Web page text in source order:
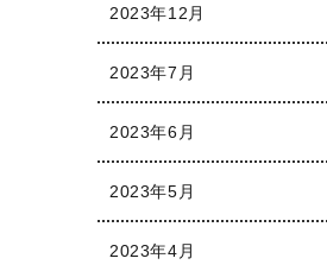
2023年12月
2023年7月
2023年6月
2023年5月
2023年4月